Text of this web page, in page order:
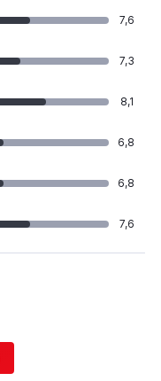
7,6
7,3
8,1
6,8
6,8
7,6